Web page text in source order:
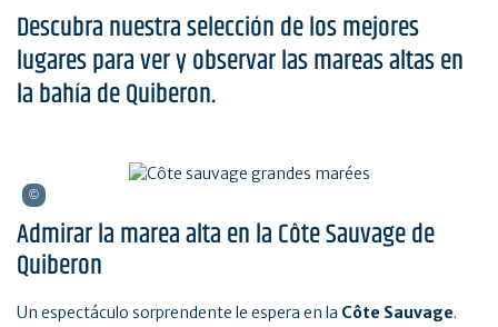
Descubra nuestra selección de los mejores
lugares para ver y observar las mareas altas en
la bahía de Quiberon.
Admirar la marea alta en la Côte Sauvage de
Quiberon
Un espectáculo sorprendente le espera en la Côte Sauvage.